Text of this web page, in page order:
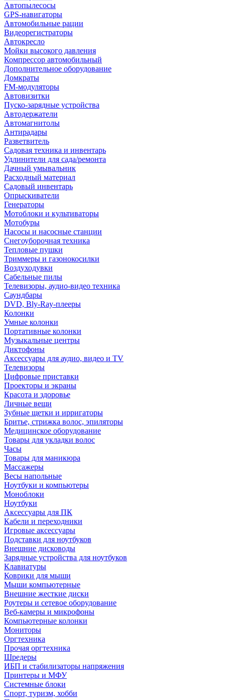
Автопылесосы
GPS-навигаторы
Автомобильные рации
Видеорегистраторы
Автокресло
Мойки высокого давления
Компрессор автомобильный
Дополнительное оборудование
Домкраты
FM-модуляторы
Автовизитки
Пуско-зарядные устройства
Автодержатели
Автомагнитолы
Антирадары
Разветвитель
Садовая техника и инвентарь
Удлинители для сада/ремонта
Дачный умывальник
Расходный материал
Садовый инвентарь
Опрыскиватели
Генераторы
Мотоблоки и культиваторы
Мотобуры
Насосы и насосные станции
Снегоуборочная техника
Тепловые пушки
Триммеры и газонокосилки
Воздуходувки
Сабельные пилы
Телевизоры, аудио-видео техника
Саундбары
DVD, Bly-Ray-плееры
Колонки
Умные колонки
Портативные колонки
Музыкальные центры
Диктофоны
Аксессуары для аудио, видео и TV
Телевизоры
Цифровые приставки
Проекторы и экраны
Красота и здоровье
Личные вещи
Зубные щетки и ирригаторы
Бритье, стрижка волос, эпиляторы
Медицинское оборудование
Товары для укладки волос
Часы
Товары для маникюра
Массажеры
Весы напольные
Ноутбуки и компьютеры
Моноблоки
Ноутбуки
Аксессуары для ПК
Кабели и переходники
Игровые аксессуары
Подставки для ноутбуков
Внешние дисководы
Зарядные устройства для ноутбуков
Клавиатуры
Коврики для мыши
Мыши компьютерные
Внешние жесткие диски
Роутеры и сетевое оборудование
Веб-камеры и микрофоны
Компьютерные колонки
Мониторы
Оргтехника
Прочая оргтехника
Шредеры
ИБП и стабилизаторы напряжения
Принтеры и МФУ
Системные блоки
Спорт, туризм, хобби